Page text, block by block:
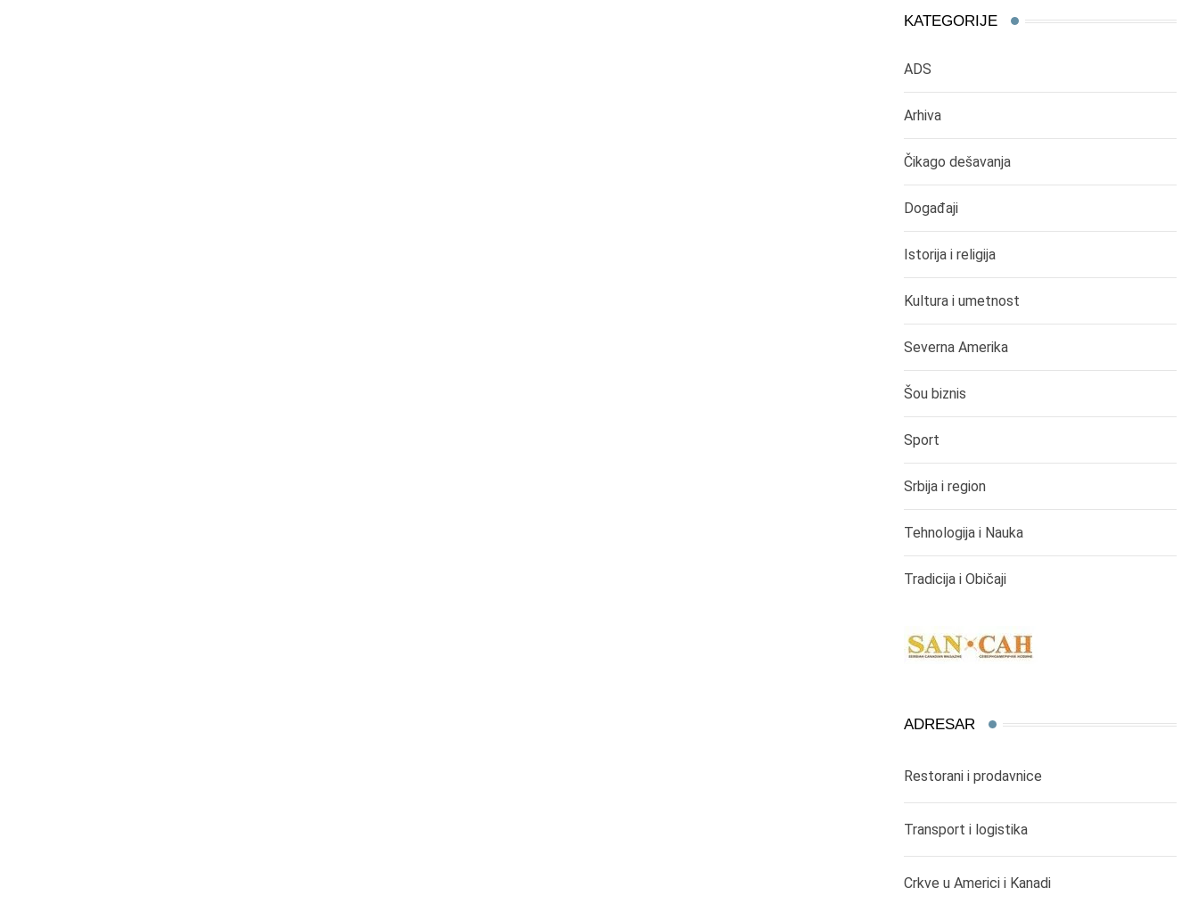
KATEGORIJE
ADS
Arhiva
Čikago dešavanja
Događaji
Istorija i religija
Kultura i umetnost
Severna Amerika
Šou biznis
Sport
Srbija i region
Tehnologija i Nauka
Tradicija i Običaji
ADRESAR
Restorani i prodavnice
Transport i logistika
Crkve u Americi i Kanadi